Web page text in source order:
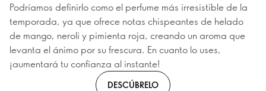
Podríamos definirlo como el perfume más irresistible de la
temporada, ya que ofrece notas chispeantes de helado
de mango, neroli y pimienta roja, creando un aroma que
levanta el ánimo por su frescura. En cuanto lo uses,
¡aumentará tu confianza al instante!
DESCÚBRELO